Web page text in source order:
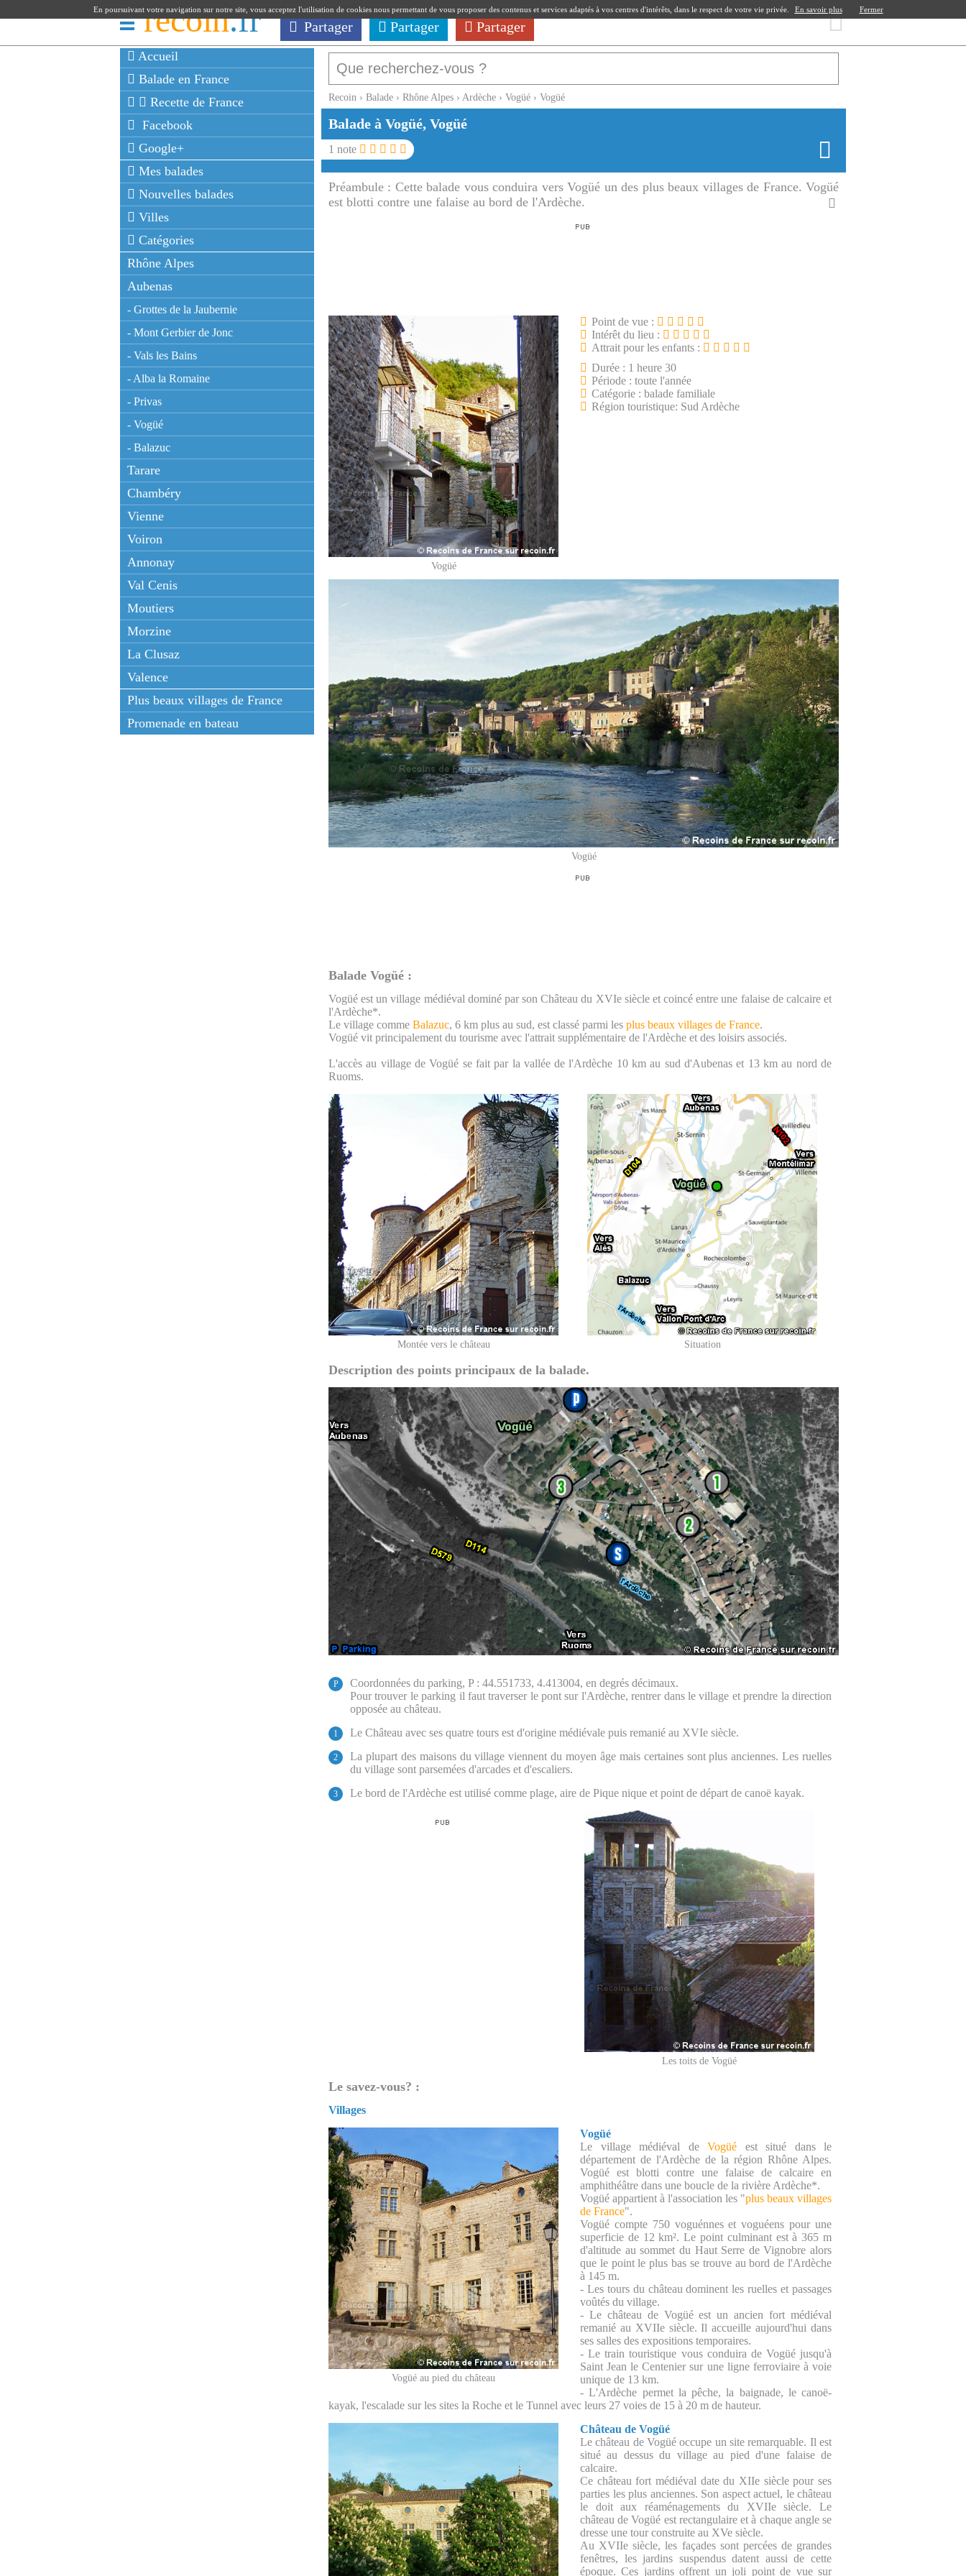
recoin.fr Partager Partager Partager
Accueil
Balade en France
Recette de France
Facebook
Google+
Mes balades
Nouvelles balades
Villes
Catégories
Rhône Alpes
Aubenas
- Grottes de la Jaubernie
- Mont Gerbier de Jonc
- Vals les Bains
- Alba la Romaine
- Privas
- Vogüé
- Balazuc
Tarare
Chambéry
Vienne
Voiron
Annonay
Val Cenis
Moutiers
Morzine
La Clusaz
Valence
Plus beaux villages de France
Promenade en bateau
Recoin › Balade › Rhône Alpes › Ardèche › Vogüé › Vogüé
Balade à Vogüé, Vogüé
1 note
Préambule : Cette balade vous conduira vers Vogüé un des plus beaux villages de France. Vogüé
est blotti contre une falaise au bord de l'Ardèche.
Vogüé
Point de vue :
Intérêt du lieu :
Attrait pour les enfants :
Durée : 1 heure 30
Période : toute l'année
Catégorie : balade familiale
Région touristique: Sud Ardèche
Vogüé
Balade Vogüé :
Vogüé est un village médiéval dominé par son Château du XVIe siècle et coincé entre une falaise de calcaire et
l'Ardèche*.
Le village comme Balazuc, 6 km plus au sud, est classé parmi les plus beaux villages de France.
Vogüé vit principalement du tourisme avec l'attrait supplémentaire de l'Ardèche et des loisirs associés.
L'accès au village de Vogüé se fait par la vallée de l'Ardèche 10 km au sud d'Aubenas et 13 km au nord de
Ruoms.
Montée vers le château Situation
Description des points principaux de la balade.
P
Coordonnées du parking, P : 44.551733, 4.413004, en degrés décimaux.
Pour trouver le parking il faut traverser le pont sur l'Ardèche, rentrer dans le village et prendre la direction
opposée au château.
1 Le Château avec ses quatre tours est d'origine médiévale puis remanié au XVIe siècle.
2
La plupart des maisons du village viennent du moyen âge mais certaines sont plus anciennes. Les ruelles
du village sont parsemées d'arcades et d'escaliers.
3 Le bord de l'Ardèche est utilisé comme plage, aire de Pique nique et point de départ de canoë kayak.
Les toits de Vogüé
Le savez-vous? :
Villages
Vogüé au pied du château
Vogüé
Le village médiéval de Vogüé est situé dans le
département de l'Ardèche de la région Rhône Alpes.
Vogüé est blotti contre une falaise de calcaire en
amphithéâtre dans une boucle de la rivière Ardèche*.
Vogüé appartient à l'association les "plus beaux villages
de France".
Vogüé compte 750 voguénnes et voguéens pour une
superficie de 12 km². Le point culminant est à 365 m
d'altitude au sommet du Haut Serre de Vignobre alors
que le point le plus bas se trouve au bord de l'Ardèche
à 145 m.
- Les tours du château dominent les ruelles et passages
voûtés du village.
- Le château de Vogüé est un ancien fort médiéval
remanié au XVIIe siècle. Il accueille aujourd'hui dans
ses salles des expositions temporaires.
- Le train touristique vous conduira de Vogüé jusqu'à
Saint Jean le Centenier sur une ligne ferroviaire à voie
unique de 13 km.
- L'Ardèche permet la pêche, la baignade, le canoë-
kayak, l'escalade sur les sites la Roche et le Tunnel avec leurs 27 voies de 15 à 20 m de hauteur.
Château de Vogüé
Le château de Vogüé occupe un site remarquable. Il est
situé au dessus du village au pied d'une falaise de
calcaire.
Ce château fort médiéval date du XIIe siècle pour ses
parties les plus anciennes. Son aspect actuel, le château
le doit aux réaménagements du XVIIe siècle. Le
château de Vogüé est rectangulaire et à chaque angle se
dresse une tour construite au XVe siècle.
Au XVIIe siècle, les façades sont percées de grandes
fenêtres, les jardins suspendus datent aussi de cette
époque. Ces jardins offrent un joli point de vue sur
En poursuivant votre navigation sur notre site, vous acceptez l'utilisation de cookies nous permettant de vous proposer des contenus et services adaptés à vos centres d'intérêts, dans le respect de votre vie privée. En savoir plus Fermer